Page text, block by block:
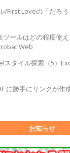
/First Loveの「だろ
ツールはどの程度使
Web
スタイル探索（5）
に勝手にリンクが作
お知らせ